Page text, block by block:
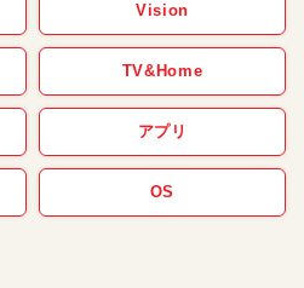
Vision
TV&Home
アプリ
OS